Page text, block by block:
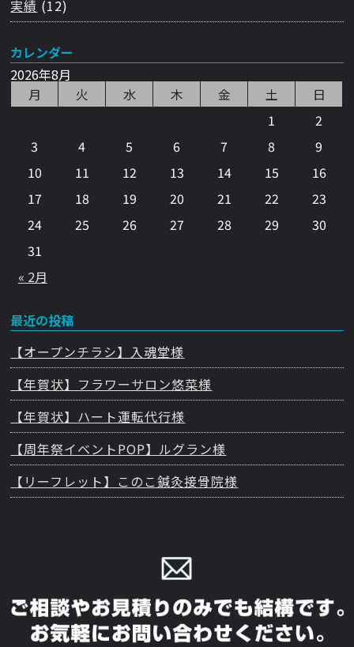
実績 (12)
カレンダー
2026年8月
月
火 水 木 金 土 日
« 2月
1
2
3
4 5 6 7 8
9
10
11 12 13 14 15
16
17
18 19 20 21 22
23
24
25 26 27 28 29
30
31
最近の投稿
【オープンチラシ】入魂堂様
【年賀状】フラワーサロン悠菜様
【年賀状】ハート運転代行様
【周年祭イベントPOP】ルグラン様
【リーフレット】このこ鍼灸接骨院様